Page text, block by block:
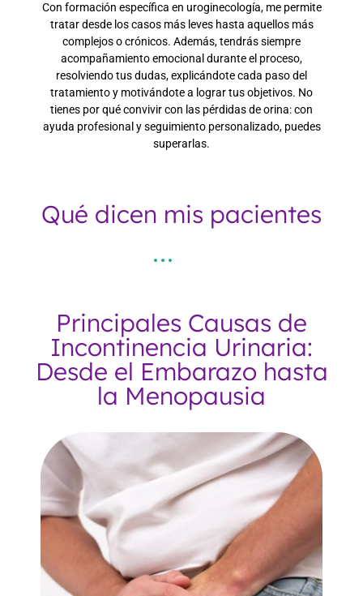
Con formación específica en uroginecología, me permite
tratar desde los casos más leves hasta aquellos más
complejos o crónicos. Además, tendrás siempre
acompañamiento emocional durante el proceso,
resolviendo tus dudas, explicándote cada paso del
tratamiento y motivándote a lograr tus objetivos. No
tienes por qué convivir con las pérdidas de orina: con
ayuda profesional y seguimiento personalizado, puedes
superarlas.
Qué dicen mis pacientes
Principales Causas de
Incontinencia Urinaria:
Desde el Embarazo hasta
la Menopausia